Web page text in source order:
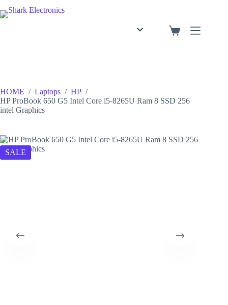
HOME / Laptops / HP /
HP ProBook 650 G5 Intel Core i5-8265U Ram 8 SSD 256
intel Graphics
SALE